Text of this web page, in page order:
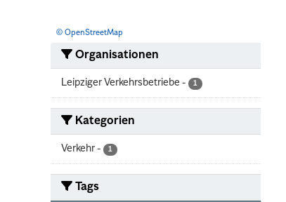
© OpenStreetMap
Organisationen
Leipziger Verkehrsbetriebe - 1
Kategorien
Verkehr - 1
Tags